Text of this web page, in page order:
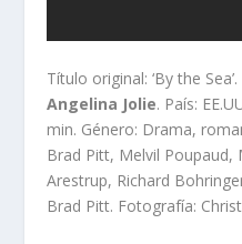
Título original: ‘By the Sea’.
Angelina Jolie. País:
min. Género: Drama,
Brad Pitt, Melvil Poupaud,
Arestrup, Richard
Brad Pitt. Fotografía: